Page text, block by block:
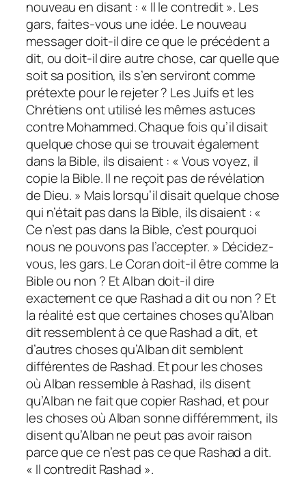
nouveau en disant : « Il le contredit ». Les
gars, faites-vous une idée. Le nouveau
messager doit-il dire ce que le précédent a
dit, ou doit-il dire autre chose, car quelle que
soit sa position, ils s’en serviront comme
prétexte pour le rejeter ? Les Juifs et les
Chrétiens ont utilisé les mêmes astuces
contre Mohammed. Chaque fois qu’il disait
quelque chose qui se trouvait également
dans la Bible, ils disaient : « Vous voyez, il
copie la Bible. Il ne reçoit pas de révélation
de Dieu. » Mais lorsqu’il disait quelque chose
qui n’était pas dans la Bible, ils disaient : «
Ce n’est pas dans la Bible, c’est pourquoi
nous ne pouvons pas l’accepter. » Décidez-
vous, les gars. Le Coran doit-il être comme la
Bible ou non ? Et Alban doit-il dire
exactement ce que Rashad a dit ou non ? Et
la réalité est que certaines choses qu’Alban
dit ressemblent à ce que Rashad a dit, et
d’autres choses qu’Alban dit semblent
différentes de Rashad. Et pour les choses
où Alban ressemble à Rashad, ils disent
qu’Alban ne fait que copier Rashad, et pour
les choses où Alban sonne différemment, ils
disent qu’Alban ne peut pas avoir raison
parce que ce n’est pas ce que Rashad a dit.
« Il contredit Rashad ».